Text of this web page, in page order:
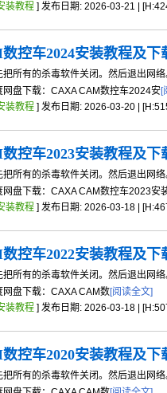
装教程 ] 发布日期: 2026-03-21 |
控车2024安装教程及下
有的杀毒软件关闭。然后退出网络
网盘下载：CAXA CAM数控车2024安[
装教程 ] 发布日期: 2026-03-20 |
控车2023安装教程及下
有的杀毒软件关闭。然后退出网络
网盘下载：CAXA CAM数控车2023安
装教程 ] 发布日期: 2026-03-18 |
控车2022安装教程及下
有的杀毒软件关闭。然后退出网络
盘下载：CAXA CAM数[阅读全文]
装教程 ] 发布日期: 2026-03-18 |
控车2020安装教程及下
有的杀毒软件关闭。然后退出网络